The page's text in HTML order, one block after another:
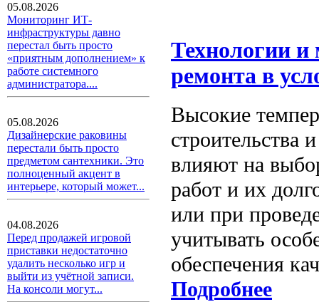
05.08.2026
Мониторинг ИТ-
инфраструктуры давно
перестал быть просто
«приятным дополнением» к
работе системного
администратора....
05.08.2026
Дизайнерские раковины
перестали быть просто
предметом сантехники. Это
полноценный акцент в
интерьере, который может...
04.08.2026
Перед продажей игровой
приставки недостаточно
удалить несколько игр и
выйти из учётной записи.
На консоли могут...
Технологии и
ремонта в
Высокие
строительства
влияют на
работ и их
или при
учитывать
обеспечения
Подробнее